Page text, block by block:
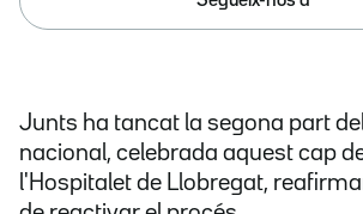
Junts ha tancat la segona part
nacional, celebrada aquest cap
l'Hospitalet de Llobregat,